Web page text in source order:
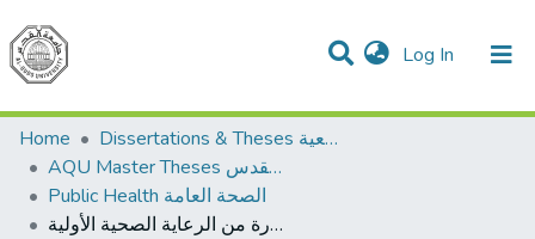
Log In (current)
Communities & Collections
All of DSpace
Home
Dissertations & Theses الرسائل الجامعية
AQU Master Theses الرسائل الجامعية الخاصة بجامعة القدس
Public Health الصحة العامة
قياس جودة الخدمات الصحية المقدمة للأطفال من عمر ستة اشهر إلى عمر ثلاث سنوات في عيادة مخيم بلاطة في نابلس التابع لوكالة الغوث الدولية في مجالات مختارة من الرعاية الصحية الأولية